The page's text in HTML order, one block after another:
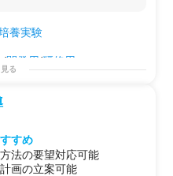
養実験
/開発用/研修用
る
すめ
方法の要望対応可能
計画の立案可能